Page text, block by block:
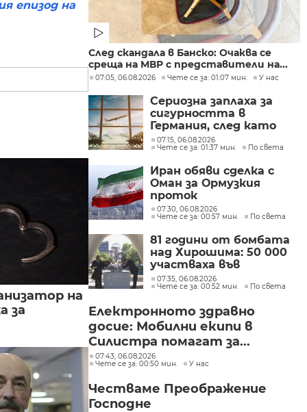
епизод на
на
за
След скандала в Банско: Очаква се
среща на МВР с представители на...
07:05, 06.08.2026 Чете се за: 01:07 мин. У нас
Сериозна заплаха за
сигурността в
Германия, след като
дрон беше намерен на
летището в Лайпциг
07:15, 06.08.2026
Чете се за: 01:37 мин.
По света
Иран обяви сделка с
Оман за Ормузкия
проток
07:30, 06.08.2026
Чете се за: 00:57 мин.
По света
81 години от бомбата
над Хирошима: 50 000
участваха във
възпоменателните
церемонии
07:35, 06.08.2026
Чете се за: 00:52 мин.
По света
Електронното здравно
досие: Мобилни екипи в
Силистра помагат за...
07:43, 06.08.2026
Чете се за: 00:50 мин.
У нас
Честваме Преображение
Господне